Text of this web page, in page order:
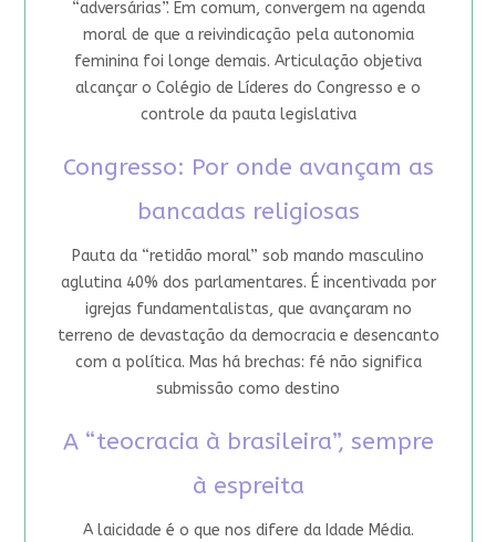
“adversárias”. Em comum, convergem na agenda
moral de que a reivindicação pela autonomia
feminina foi longe demais. Articulação objetiva
alcançar o Colégio de Líderes do Congresso e o
controle da pauta legislativa
Congresso: Por onde avançam as
bancadas religiosas
Pauta da “retidão moral” sob mando masculino
aglutina 40% dos parlamentares. É incentivada por
igrejas fundamentalistas, que avançaram no
terreno de devastação da democracia e desencanto
com a política. Mas há brechas: fé não significa
submissão como destino
A “teocracia à brasileira”, sempre
à espreita
A laicidade é o que nos difere da Idade Média.